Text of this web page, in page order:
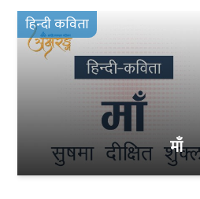
हिन्दी कविता
माँ